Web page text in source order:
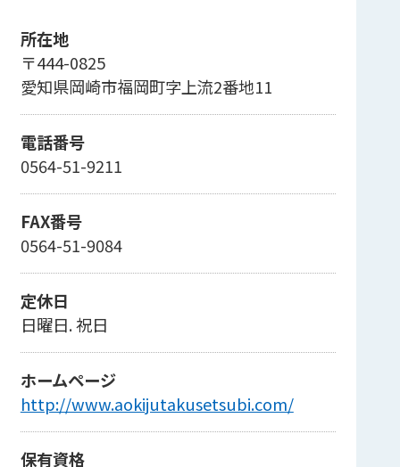
所在地
〒444-0825
愛知県岡崎市福岡町字上流2番地11
電話番号
0564-51-9211
FAX番号
0564-51-9084
定休日
日曜日. 祝日
ホームページ
http://www.aokijutakusetsubi.com/
保有資格